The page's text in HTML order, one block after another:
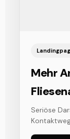
Mehr
Seriöse